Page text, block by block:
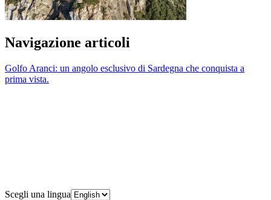
Navigazione articoli
Golfo Aranci: un angolo esclusivo di Sardegna che conquista a
prima vista.
Scegli una lingua